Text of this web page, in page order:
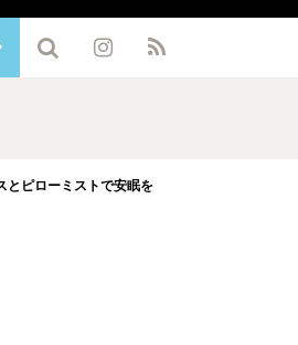
とピローミストで安眠を